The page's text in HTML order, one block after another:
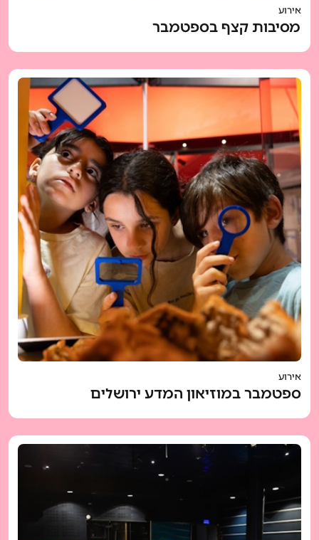
אירוע
מסיבות קצף בספטמבר
אירוע
ספטמבר במוזיאון המדע ירושלים